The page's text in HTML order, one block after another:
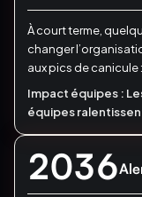
À court terme,
changer
aux pics de canicule
Impact équipes :
équipes
2036